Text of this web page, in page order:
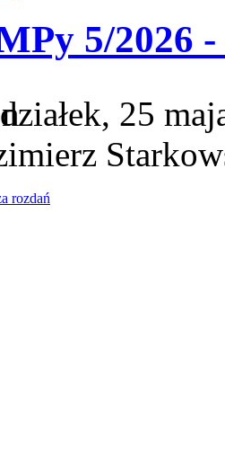
5/2026
25
rozdań